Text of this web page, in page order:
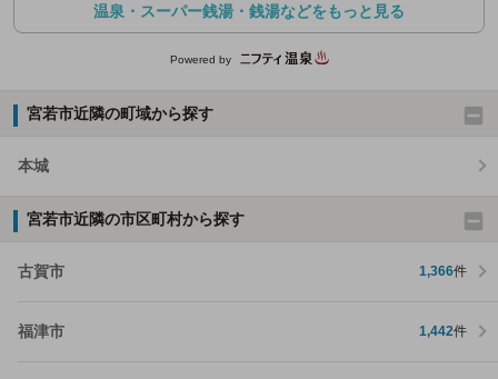
温泉・スーパー銭湯・銭湯などをもっと見る
Powered by
宮若市近隣の町域から探す
本城
宮若市近隣の市区町村から探す
古賀市 1,366件
福津市 1,442件